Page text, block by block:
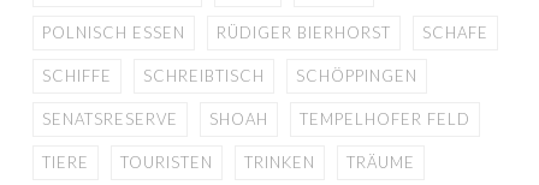
POLNISCH ESSEN RÜDIGER BIERHORST SCHAFE
SCHIFFE SCHREIBTISCH SCHÖPPINGEN
SENATSRESERVE SHOAH TEMPELHOFER FELD
TIERE TOURISTEN TRINKEN TRÄUME